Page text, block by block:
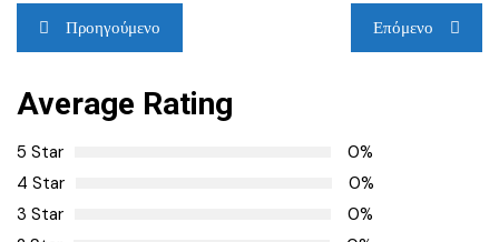
Πλοήγηση
άρθρων
Προηγούμενο Επόμενο
Average Rating
5 Star
0%
4 Star
0%
3 Star
0%